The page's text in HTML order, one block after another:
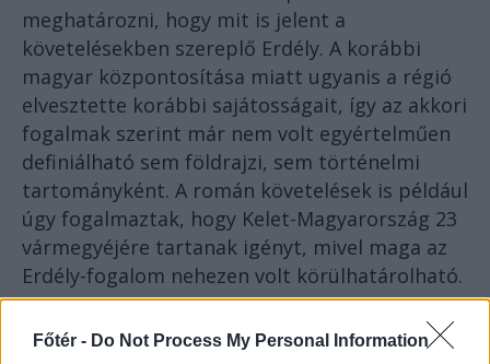
Főtér - Do Not Process My Personal Information
meghatározni, hogy mit is jelent a
követelésekben szereplő Erdély. A korábbi
magyar központosítása miatt ugyanis a régió
elvesztette korábbi sajátosságait, így az akkori
fogalmak szerint már nem volt egyértelműen
definiálható sem földrajzi, sem történelmi
tartományként. A román követelések is például
úgy fogalmaztak, hogy Kelet-Magyarország 23
vármegyéjére tartanak igényt, mivel maga az
Erdély-fogalom nehezen volt körülhatárolható.
Marius Turda ezen a ponton az erdélyi magyar
elitnek az impériumváltásra adott reakcióiról